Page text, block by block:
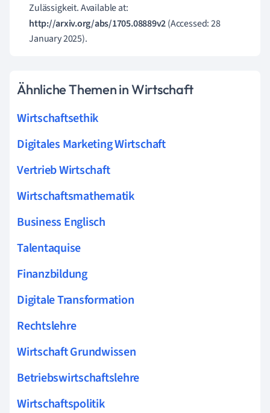
Zulässigkeit. Available at:
http://arxiv.org/abs/1705.08889v2(Accessed: 28
January 2025).
Ähnliche Themen in Wirtschaft
Wirtschaftsethik
Digitales Marketing Wirtschaft
Vertrieb Wirtschaft
Wirtschaftsmathematik
Business Englisch
Talentaquise
Finanzbildung
Digitale Transformation
Rechtslehre
Wirtschaft Grundwissen
Betriebswirtschaftslehre
Wirtschaftspolitik